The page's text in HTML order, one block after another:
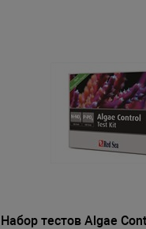
Набор тестов Algae